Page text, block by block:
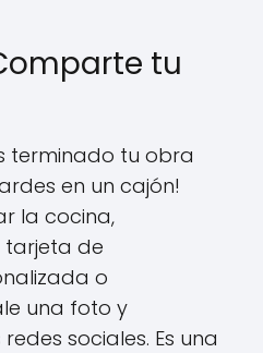
tu
terminado tu obra
en un cajón!
la cocina,
tarjeta de
o
una foto y
sociales. Es una